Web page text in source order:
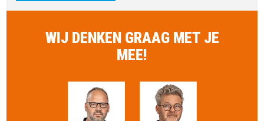
WIJ DENKEN GRAAG MET JE
MEE!